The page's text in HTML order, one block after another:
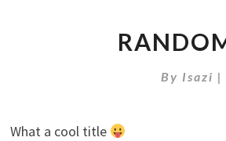
By Isazi |
What a cool title